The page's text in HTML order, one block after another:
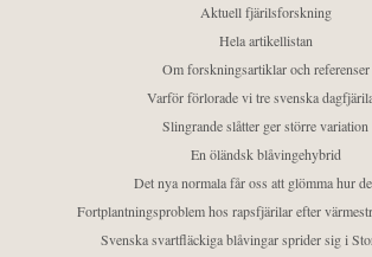
Aktuell fjärilsforskning
Hela artikellistan
Om forskningsartiklar och referenser
Varför förlorade vi tre svenska
Slingrande slåtter ger större variation
En öländsk blåvingehybrid
Det nya normala får oss att glömma hur
Fortplantningsproblem hos rapsfjärilar efter
Svenska svartfläckiga blåvingar sprider sig i